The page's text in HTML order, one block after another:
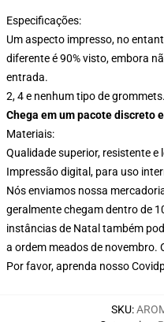
Especificações:
Um aspecto impresso, no
diferente é 90% visto, embora
entrada.
2, 4 e nenhum tipo de grommets.
Chega em um pacote discreto
Materiais:
Qualidade superior, resistente e
Impressão digital, para uso
Nós enviamos nossa
geralmente chegam dentro de
instâncias de Natal também
a ordem meados de novembro.
Por favor, aprenda nosso Covid
SKU: